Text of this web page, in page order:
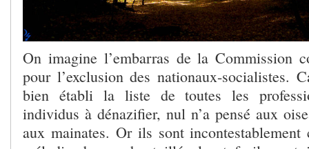
On imagine l’embarras de la Commission
pour l’exclusion des nationaux-socialistes.
bien établi la liste de toutes les
individus à dénazifier, nul n’a pensé aux
aux mainates. Or ils sont incontestablement